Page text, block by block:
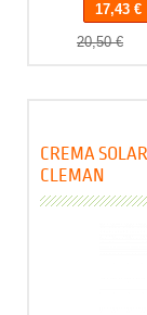
17,43 €
20,50 €
CREMA
CLEMAN